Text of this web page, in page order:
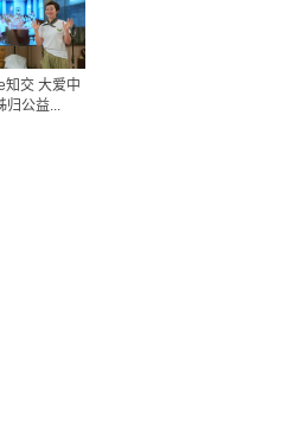
知交 大爱中
归公益...